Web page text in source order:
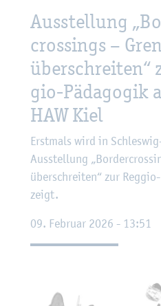
Aus­stel­lung
crossings –
über­schrei­ten“
gio-Päd­ago­gik
HAW Kiel
Erst­mals wird in
Aus­stel­lung
über­schrei­ten“ zur
zeigt.
09. Fe­bru­ar 2026 - 13:51